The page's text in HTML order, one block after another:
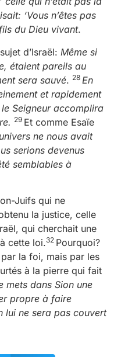
‘Vous n’êtes pas
du Dieu vivant.
d’Israël: Même si
étaient pareils au
sera sauvé. 28 En
et rapidement
Seigneur accomplira
29 Et comme Esaïe
ne nous avait
serions devenus
semblables à
Juifs qui ne
la justice, celle
qui cherchait une
cette loi.32 Pourquoi?
par la foi, mais par les
à la pierre qui fait
mets dans Sion une
propre à faire
lui ne sera pas couvert